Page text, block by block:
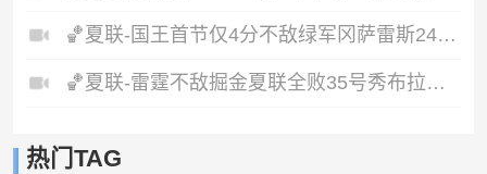
🏀夏联-国王首节仅4分不敌绿军冈萨雷斯24+10+5塞纳克10+12
🏀夏联-雷霆不敌掘金夏联全败35号秀布拉齐尔32+6马拉14+7+6
热门TAG